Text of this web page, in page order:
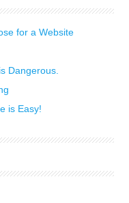
for a Website
Dangerous.
is Easy!